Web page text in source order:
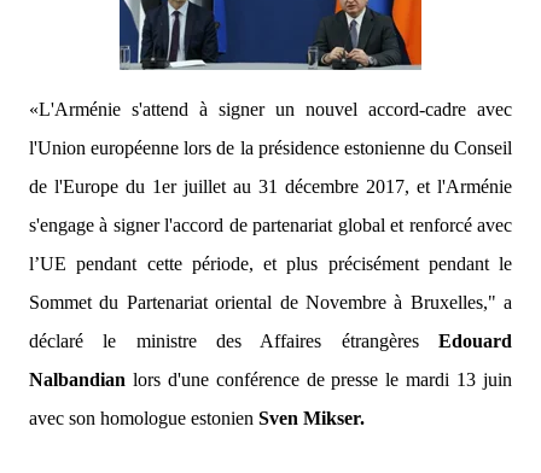
«L'Arménie s'attend à signer un nouvel accord-cadre avec
l'Union européenne lors de la présidence estonienne du Conseil
de l'Europe du 1er juillet au 31 décembre 2017, et l'Arménie
s'engage à signer l'accord de partenariat global et renforcé avec
l’UE pendant cette période, et plus précisément pendant le
Sommet du Partenariat oriental de Novembre à Bruxelles," a
déclaré le ministre des Affaires étrangères Edouard
Nalbandian lors d'une conférence de presse le mardi 13 juin
avec son homologue estonien Sven Mikser.